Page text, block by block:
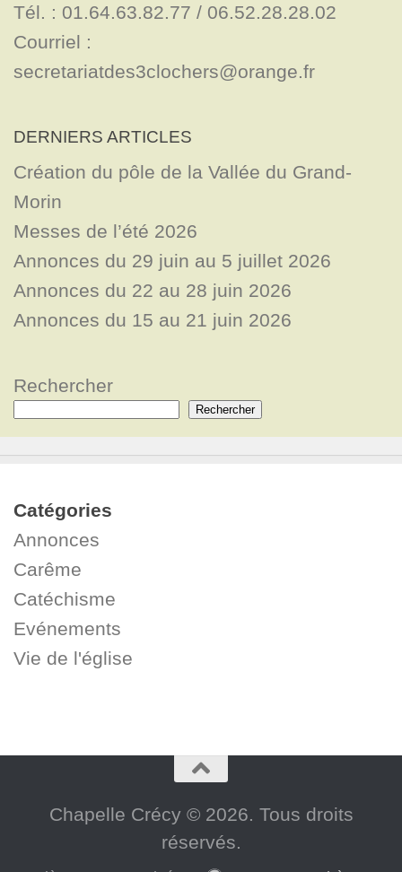
Tél. : 01.64.63.82.77 / 06.52.28.28.02
Courriel :
secretariatdes3clochers@orange.fr
DERNIERS ARTICLES
Création du pôle de la Vallée du Grand-
Morin
Messes de l’été 2026
Annonces du 29 juin au 5 juillet 2026
Annonces du 22 au 28 juin 2026
Annonces du 15 au 21 juin 2026
Rechercher
Rechercher
Catégories
Annonces
Carême
Catéchisme
Evénements
Vie de l'église
Chapelle Crécy © 2026. Tous droits
réservés.